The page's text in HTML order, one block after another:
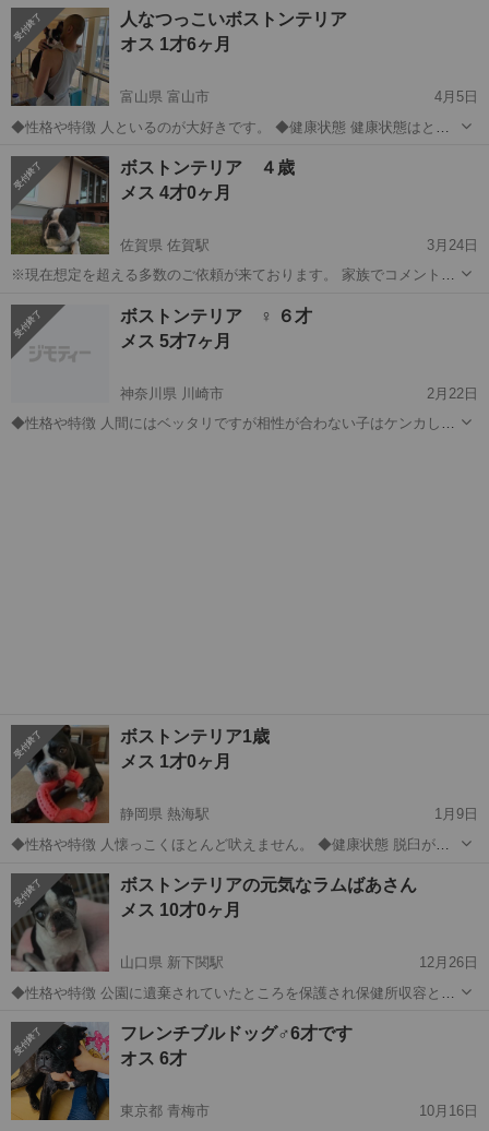
静岡 富士市 その他 ボストンテリア
人なつっこいボストンテリア
オス 1才6ヶ月
富山県 富山市
4月5日
◆性格や特徴 人といるのが大好きです。 ◆健康状態 健康状態はとっ
にされると吠えてしまい、仕事にならず、自宅で飼うことも検討した
のですが、妻...
富山 富山市 ボストンテリア
ボストンテリア ４歳
メス 4才0ヶ月
佐賀県 佐賀駅
3月24日
※現在想定を超える多数のご依頼が来ております。 家族でコメント
で、よろしくお願いします。 ◆性格や特徴 ボール遊び好き 甘えん坊
◆健康状態 活...
佐賀 ボストンテリア
ボストンテリア ♀ ６才
メス 5才7ヶ月
神奈川県 川崎市
2月22日
◆性格や特徴 人間にはベッタリですが相性が合わない子はケンカしま
ボストンテリア1歳
メス 1才0ヶ月
静岡県 熱海駅
1月9日
◆性格や特徴 人懐っこくほとんど吠えません。 ◆健康状態 脱臼があ
吠えません。
静岡 掛川市 ボストンテリア
ボストンテリアの元気なラムばあさん
メス 10才0ヶ月
山口県 新下関駅
12月26日
◆性格や特徴 公園に遺棄されていたところを保護され保健所収容とな
までに名乗り出てくることはなかったです。 とても人懐っこく、威嚇
も吠えもありません。 吠え...
山口 下関市 犬 ボストンテリア
フレンチブルドッグ♂6才です
オス 6才
東京都 青梅市
10月16日